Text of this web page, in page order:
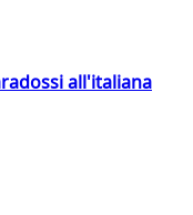
all'italiana